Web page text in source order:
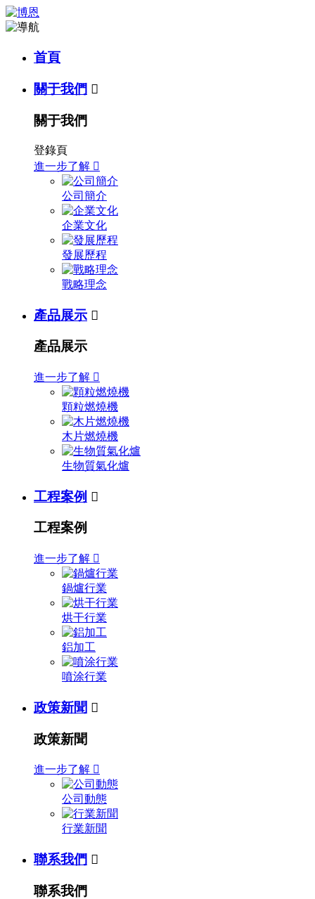
首頁
關于我們 
關于我們
登錄頁
進一步了解 
公司簡介
企業文化
發展歷程
戰略理念
產品展示 
產品展示
進一步了解 
顆粒燃燒機
木片燃燒機
生物質氣化爐
工程案例 
工程案例
進一步了解 
鍋爐行業
烘干行業
鋁加工
噴涂行業
政策新聞 
政策新聞
進一步了解 
公司動態
行業新聞
聯系我們 
聯系我們